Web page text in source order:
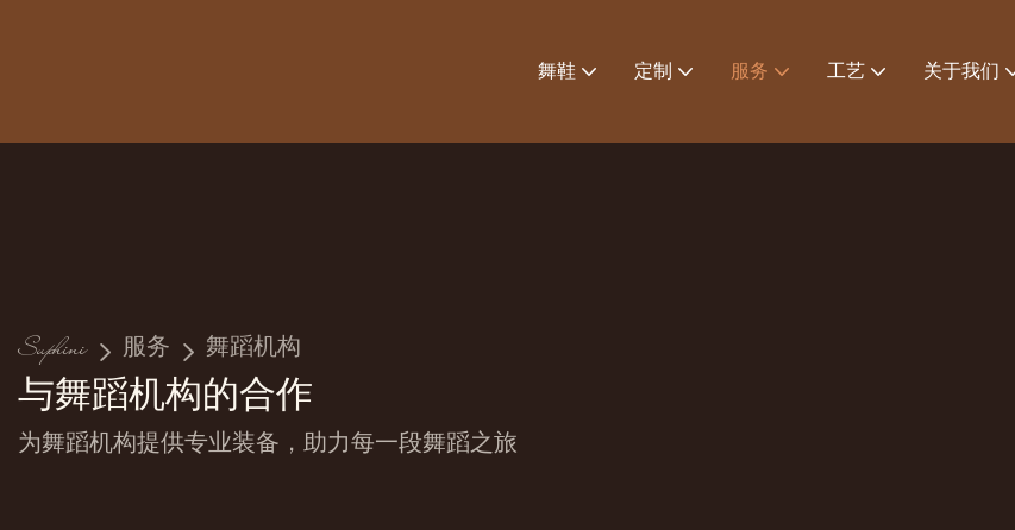
舞鞋 定制 服务 工艺 关于我们
Suphini 服务 舞蹈机构
与舞蹈机构的合作
为舞蹈机构提供专业装备，助力每一段舞蹈之旅